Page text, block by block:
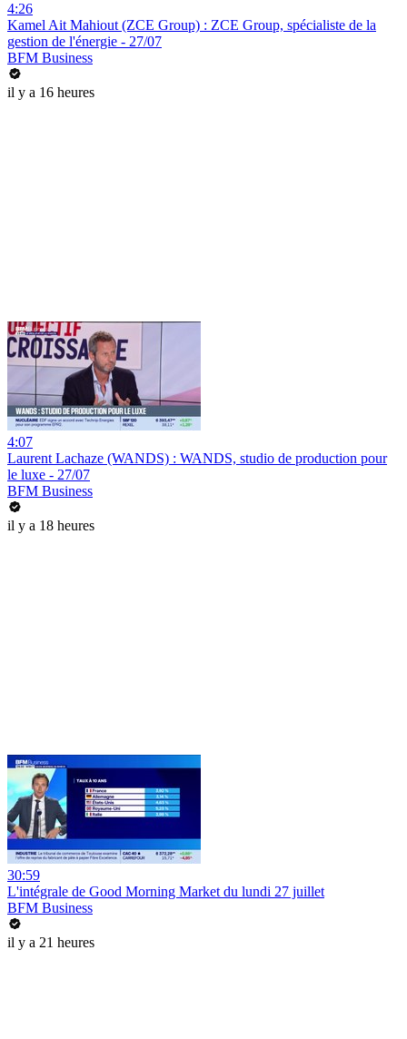
4:26
Kamel Ait Mahiout (ZCE Group) : ZCE Group, spécialiste de la
gestion de l'énergie - 27/07
BFM Business
il y a 16 heures
4:07
Laurent Lachaze (WANDS) : WANDS, studio de production pour
le luxe - 27/07
BFM Business
il y a 18 heures
30:59
L'intégrale de Good Morning Market du lundi 27 juillet
BFM Business
il y a 21 heures